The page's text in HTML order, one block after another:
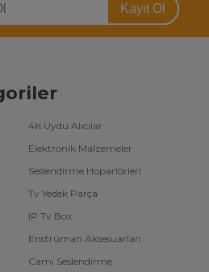
bazıları:
A1117N11
0701N-4311D
0801N-4007A
en fazla (3000’den fazla) ürün
firmalara özel
Kayıt Ol
4K Uydu Alıcılar
Elektronik Malzemeler
Seslendirme Hoparlörleri
Tv Yedek Parça
IP Tv Box
Enstrüman Aksesuarları
Cami Seslendirme